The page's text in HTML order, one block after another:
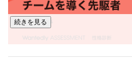
・ぶれない組織を作るための必須ツ
Suite」
- 新しい福利厚生「Perk」
- モチベーション・マネジメント「
続きを見る